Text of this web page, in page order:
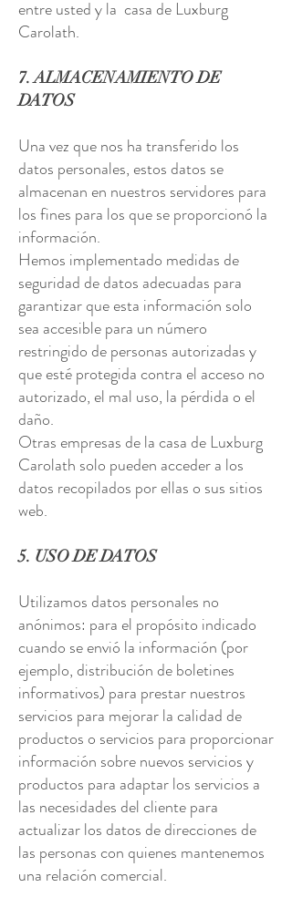
entre usted y la casa de Luxburg
Carolath.
7. ALMACENAMIENTO DE
DATOS
Una vez que nos ha transferido los
datos personales, estos datos se
almacenan en nuestros servidores para
los fines para los que se proporcionó la
información.
Hemos implementado medidas de
seguridad de datos adecuadas para
garantizar que esta información solo
sea accesible para un número
restringido de personas autorizadas y
que esté protegida contra el acceso no
autorizado, el mal uso, la pérdida o el
daño.
Otras empresas de la casa de Luxburg
Carolath solo pueden acceder a los
datos recopilados por ellas o sus sitios
web.
5. USO DE DATOS
Utilizamos datos personales no
anónimos: para el propósito indicado
cuando se envió la información (por
ejemplo, distribución de boletines
informativos) para prestar nuestros
servicios para mejorar la calidad de
productos o servicios para proporcionar
información sobre nuevos servicios y
productos para adaptar los servicios a
las necesidades del cliente para
actualizar los datos de direcciones de
las personas con quienes mantenemos
una relación comercial.